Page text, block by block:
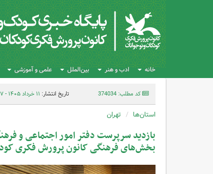
خانه ادب و هنر بین‌الملل علمی و آموزشی
کد مطلب: 374034 تاریخ انتشار: ۱۱ خرداد ۱۴۰۵ - ۱۵:۴۷
استان‌ها تهران
بازدید سرپرست دفتر امور اجتماعی و
بخش‌های فرهنگی کانون پرورش فکری